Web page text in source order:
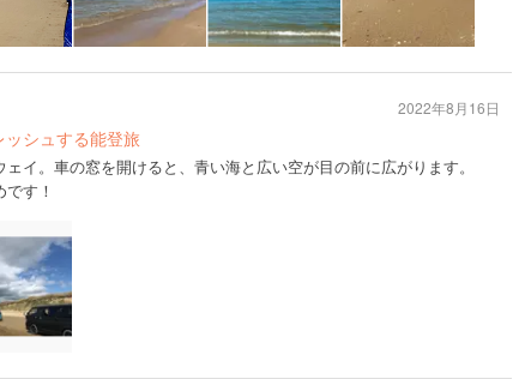
シュする能登旅
イ。車の窓を開けると、青い海と広い空が目の前に広がります。
す！
2022年8月16日